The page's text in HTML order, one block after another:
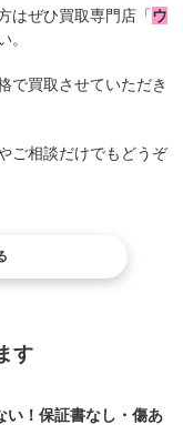
はぜひ買取専門店「ウ
。
で買取させていただき
ご相談だけでもどうぞ
す
い！保証書なし・傷あ